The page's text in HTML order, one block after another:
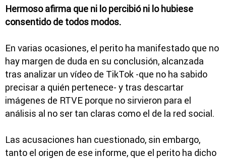
Hermoso afirma que ni lo percibió ni lo hubiese
consentido de todos modos.
En varias ocasiones, el perito ha manifestado que no
hay margen de duda en su conclusión, alcanzada
tras analizar un vídeo de TikTok -que no ha sabido
precisar a quién pertenece- y tras descartar
imágenes de RTVE porque no sirvieron para el
análisis al no ser tan claras como el de la red social.
Las acusaciones han cuestionado, sin embargo,
tanto el origen de ese informe, que el perito ha dicho